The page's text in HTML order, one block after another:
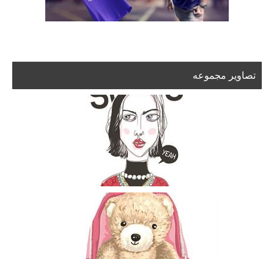
تصاویر مجموعه